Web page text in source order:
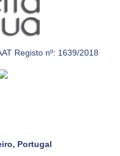
Registo nº: 1639/2018
Portugal